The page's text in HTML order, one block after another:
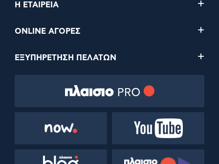
Η ΕΤΑΙΡΕΙΑ
ONLINE ΑΓΟΡΕΣ
ΕΞΥΠΗΡΕΤΗΣΗ ΠΕΛΑΤΩΝ